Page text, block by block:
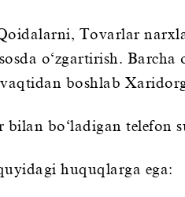
Tovarlar
o‘zgartirish.
boshlab
bilan bo‘ladigan telefon
huquqlarga ega: